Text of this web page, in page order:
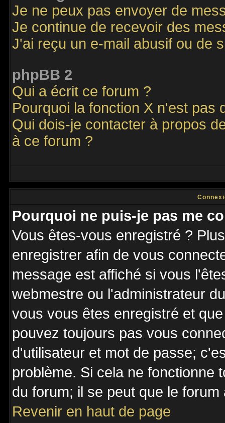
Je ne peux pas envoyer de
Je continue de recevoir des
J'ai reçu un e-mail abusif ou de
phpBB 2
Qui a écrit ce forum ?
Pourquoi la fonction X n'est pas
Qui dois-je contacter à propos
à ce forum ?
Pourquoi ne puis-je pas me
Vous êtes-vous enregistré ?
enregistrer afin de vous
message est affiché si vous
webmestre ou l'administrateur
vous vous êtes enregistré et
pouvez toujours pas vous
d'utilisateur et mot de passe;
problème. Si cela ne fonctionne
du forum; il se peut que le
Revenir en haut de page